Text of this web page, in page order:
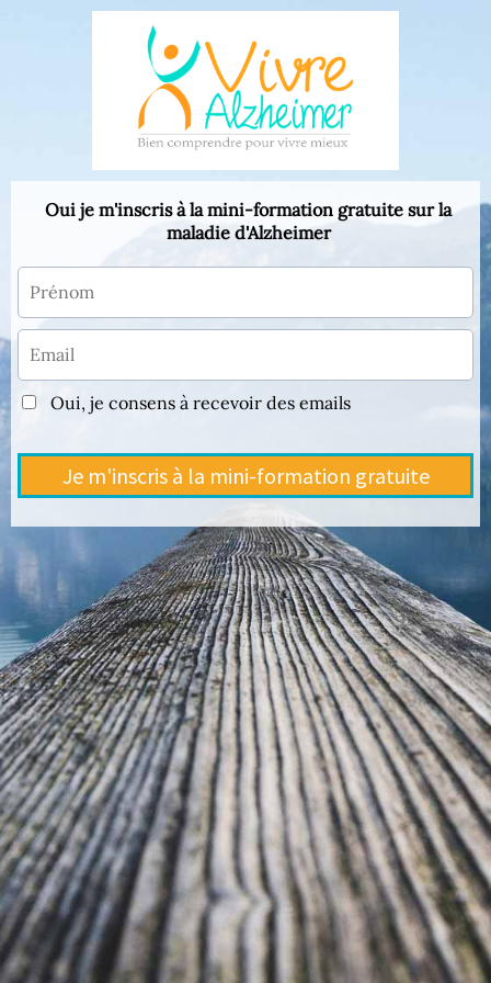
Oui je m'inscris à la mini-formation gratuite sur la
maladie d'Alzheimer
Oui, je consens à recevoir des emails
Je m'inscris à la mini-formation gratuite